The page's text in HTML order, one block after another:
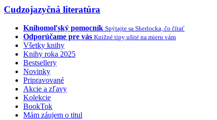
Cudzojazyčná literatúra
Knihomoľský pomocník Spýtajte sa Sherlocka, čo čítať
Odporúčame pre vás Knižné tipy ušité na mieru vám
Všetky knihy
Knihy roka 2025
Bestsellery
Novinky
Pripravované
Akcie a zľavy
Kolekcie
BookTok
Mám záujem o titul